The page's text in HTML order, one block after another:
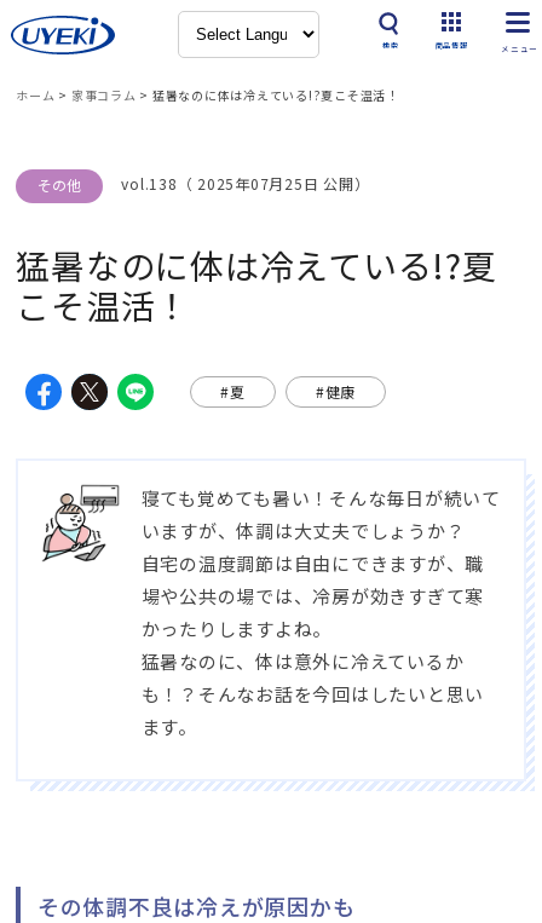
検索 商品情報
ホーム > 家事コラム > 猛暑なのに体は冷えている!?夏こそ温活！
その他 vol.138（ 2025年07月25日 公開）
猛暑なのに体は冷えている!?夏
こそ温活！
#夏 #健康
寝ても覚めても暑い！そんな毎日が続いて
いますが、体調は大丈夫でしょうか？
自宅の温度調節は自由にできますが、職
場や公共の場では、冷房が効きすぎて寒
かったりしますよね。
猛暑なのに、体は意外に冷えているか
も！？そんなお話を今回はしたいと思い
ます。
その体調不良は冷えが原因かも